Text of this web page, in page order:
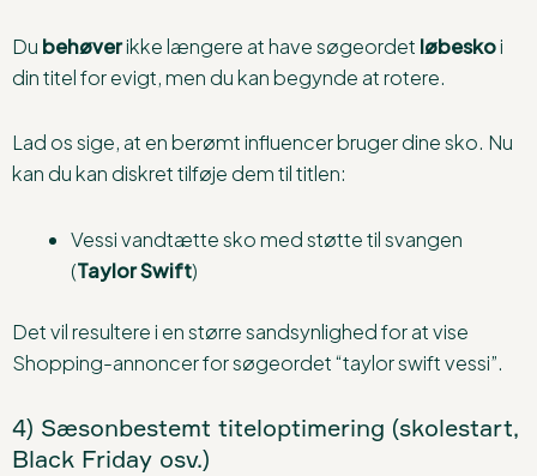
Du behøverikke længere at have søgeordet løbeskoi
din titel for evigt, men du kan begynde at rotere.
Lad os sige, at en berømt influencer bruger dine sko. Nu
kan du kan diskret tilføje dem til titlen:
Vessi vandtætte sko med støtte til svangen
(Taylor Swift)
Det vil resultere i en større sandsynlighed for at vise
Shopping-annoncer for søgeordet “taylor swift vessi”.
4) Sæsonbestemt titeloptimering (skolestart,
Black Friday osv.)